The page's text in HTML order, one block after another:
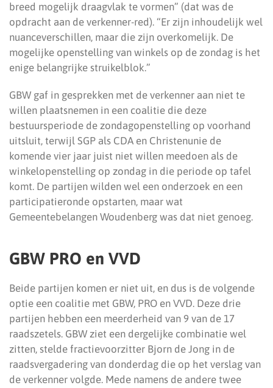
breed mogelijk draagvlak te vormen” (dat was de
opdracht aan de verkenner-red). “Er zijn inhoudelijk wel
nuanceverschillen, maar die zijn overkomelijk. De
mogelijke openstelling van winkels op de zondag is het
enige belangrijke struikelblok.”
GBW gaf in gesprekken met de verkenner aan niet te
willen plaatsnemen in een coalitie die deze
bestuursperiode de zondagopenstelling op voorhand
uitsluit, terwijl SGP als CDA en Christenunie de
komende vier jaar juist niet willen meedoen als de
winkelopenstelling op zondag in die periode op tafel
komt. De partijen wilden wel een onderzoek en een
participatieronde opstarten, maar wat
Gemeentebelangen Woudenberg was dat niet genoeg.
GBW PRO en VVD
Beide partijen komen er niet uit, en dus is de volgende
optie een coalitie met GBW, PRO en VVD. Deze drie
partijen hebben een meerderheid van 9 van de 17
raadszetels. GBW ziet een dergelijke combinatie wel
zitten, stelde fractievoorzitter Bjorn de Jong in de
raadsvergadering van donderdag die op het verslag van
de verkenner volgde. Mede namens de andere twee